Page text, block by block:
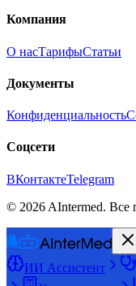
Компания
О насТарифыСтатьи
Документы
Конфиденциальность
Соцсети
ВКонтактеTelegram
© 2026 AIntermed. Все
ИИ Ассистент